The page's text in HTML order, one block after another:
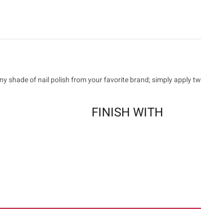
shade of nail polish from your favorite brand; simply apply
FINISH WITH